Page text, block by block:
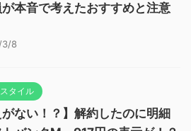
本音で考えたおすすめと注意
3/8
タイル
がない！？】解約したのに明細